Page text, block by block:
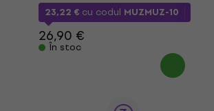
23,22 € cu codul MUZMUZ-10
26,90 €
În stoc